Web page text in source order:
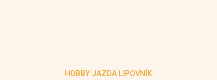
HOBBY JAZDA LIPOVNÍK